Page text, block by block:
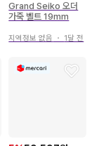
Grand Seiko 오더
가죽 벨트 19mm
지역정보 없음 ・ 1달 전